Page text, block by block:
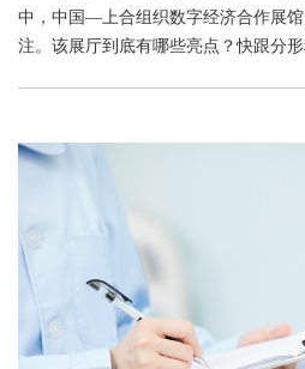
中，中国—上合组织数字经济合作展
注。该展厅到底有哪些亮点？快跟分形